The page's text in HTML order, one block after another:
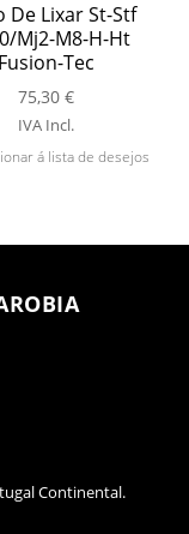
De Lixar St-Stf
Mj2-M8-H-Ht
Fusion-Tec
75,30€
IVA Incl.
á lista de desejos
Continental.